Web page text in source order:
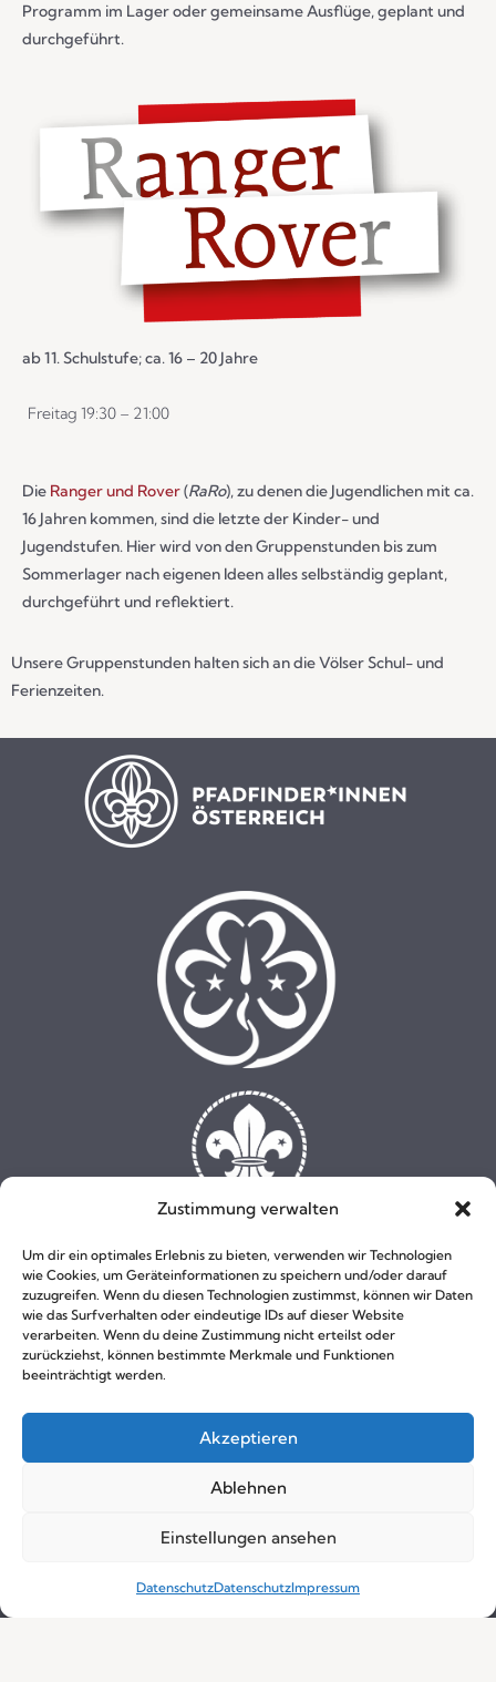
Zustimmung verwalten
Um dir ein optimales Erlebnis zu bieten, verwenden wir Technologien
wie Cookies, um Geräteinformationen zu speichern und/oder darauf
zuzugreifen. Wenn du diesen Technologien zustimmst, können wir Daten
wie das Surfverhalten oder eindeutige IDs auf dieser Website
verarbeiten. Wenn du deine Zustimmung nicht erteilst oder
zurückziehst, können bestimmte Merkmale und Funktionen
beeinträchtigt werden.
Akzeptieren
Ablehnen
Einstellungen ansehen
DatenschutzDatenschutzImpressum
Programm im Lager oder gemeinsame Ausflüge, geplant und
durchgeführt.
ab 11. Schulstufe; ca. 16 – 20 Jahre
Freitag 19:30 – 21:00
Die Ranger und Rover(RaRo), zu denen die Jugendlichen mit ca.
16 Jahren kommen, sind die letzte der Kinder- und
Jugendstufen. Hier wird von den Gruppenstunden bis zum
Sommerlager nach eigenen Ideen alles selbständig geplant,
durchgeführt und reflektiert.
Unsere Gruppenstunden halten sich an die Völser Schul- und
Ferienzeiten.
Impressum